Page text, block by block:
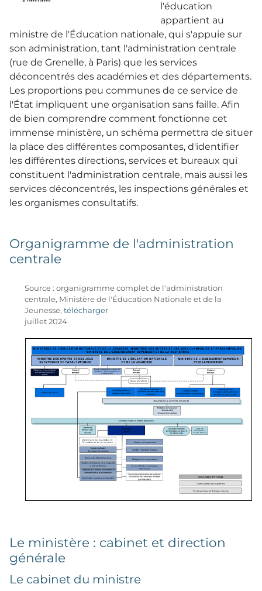
l'éducation
appartient au
ministre de l'Éducation nationale, qui s'appuie sur
son administration, tant l'administration centrale
(rue de Grenelle, à Paris) que les services
déconcentrés des académies et des départements.
Les proportions peu communes de ce service de
l'État impliquent une organisation sans faille. Afin
de bien comprendre comment fonctionne cet
immense ministère, un schéma permettra de situer
la place des différentes composantes, d'identifier
les différentes directions, services et bureaux qui
constituent l'administration centrale, mais aussi les
services déconcentrés, les inspections générales et
les organismes consultatifs.
Organigramme de l'administration
centrale
Source : organigramme complet de l'administration
centrale, Ministère de l'Éducation Nationale et de la
Jeunesse, télécharger
juillet 2024
Le ministère : cabinet et direction
générale
Le cabinet du ministre